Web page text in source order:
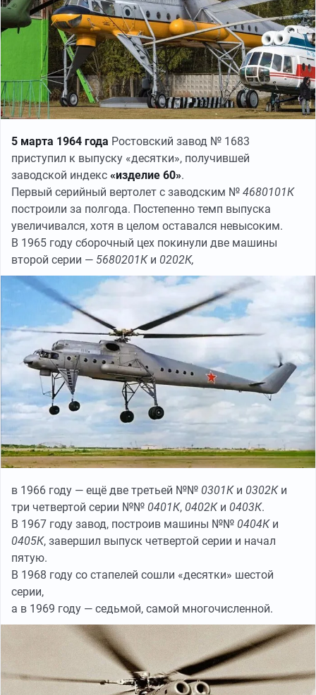
5 марта 1964 года Ростовский завод № 1683
приступил к выпуску «десятки», получившей
заводской индекс «изделие 60».
Первый серийный вертолет с заводским № 4680101К
построили за полгода. Постепенно темп выпуска
увеличивался, хотя в целом оставался невысоким.
В 1965 году сборочный цех покинули две машины
второй серии — 5680201Ки 0202К,
в 1966 году — ещё две третьей №№ 0301Ки 0302Ки
три четвертой серии №№ 0401К, 0402К и 0403К.
В 1967 году завод, построив машины №№ 0404Ки
0405К, завершил выпуск четвертой серии и начал
пятую.
В 1968 году со стапелей сошли «десятки» шестой
серии,
а в 1969 году — седьмой, самой многочисленной.